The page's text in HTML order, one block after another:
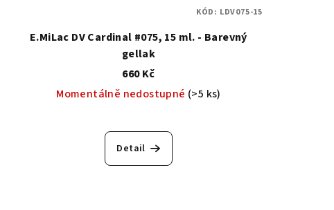
E.MiLac DV Cardinal #075, 15 ml. - Barevný
gellak
660 Kč
Momentálně nedostupné (>5 ks)
Detail
KÓD: LDV075-15